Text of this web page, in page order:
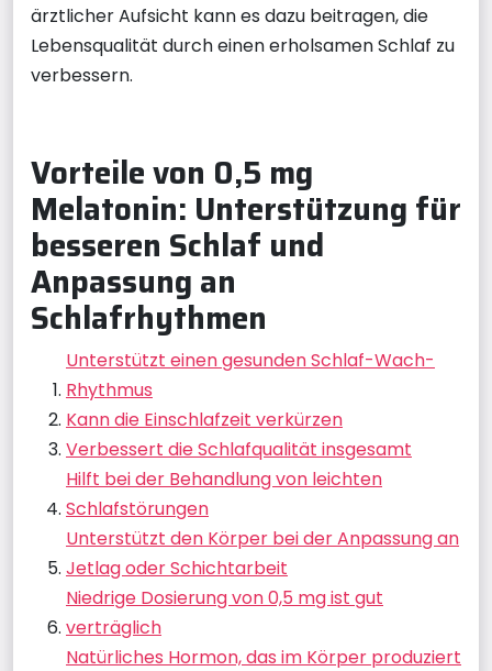
ärztlicher Aufsicht kann es dazu beitragen, die
Lebensqualität durch einen erholsamen Schlaf zu
verbessern.
Vorteile von 0,5 mg
Melatonin: Unterstützung für
besseren Schlaf und
Anpassung an
Schlafrhythmen
Unterstützt einen gesunden Schlaf-Wach-
Rhythmus
Kann die Einschlafzeit verkürzen
Verbessert die Schlafqualität insgesamt
Hilft bei der Behandlung von leichten
Schlafstörungen
Unterstützt den Körper bei der Anpassung an
Jetlag oder Schichtarbeit
Niedrige Dosierung von 0,5 mg ist gut
verträglich
Natürliches Hormon, das im Körper produziert